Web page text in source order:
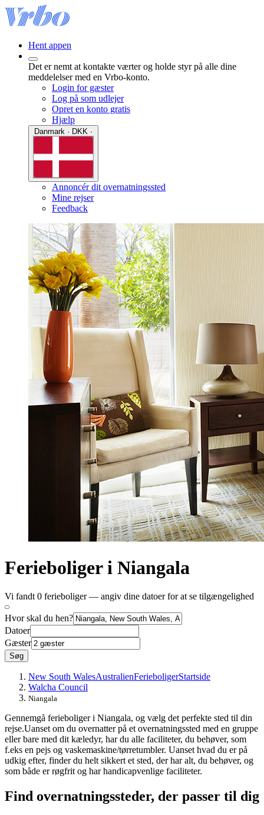
Hent appen
Det er nemt at kontakte værter og holde styr på alle dine
meddelelser med en Vrbo-konto.
Login for gæster
Log på som udlejer
Opret en konto gratis
Hjælp
Annoncér dit overnatningssted
Mine rejser
Feedback
Ferieboliger i Niangala
Vi fandt 0 ferieboliger — angiv dine datoer for at se tilgængelighed
Hvor skal du hen?
Datoer
Gæster
Søg
New South WalesAustralienFerieboligerStartside
Walcha Council
Niangala
Gennemgå ferieboliger i Niangala, og vælg det perfekte sted til din
rejse.Uanset om du overnatter på et overnatningssted med en gruppe
eller bare med dit kæledyr, har du alle faciliteter, du behøver, som
f.eks en pejs og vaskemaskine/tørretumbler. Uanset hvad du er på
udkig efter, finder du helt sikkert et sted, der har alt, du behøver, og
som både er røgfrit og har handicapvenlige faciliteter.
Find overnatningssteder, der passer til dig